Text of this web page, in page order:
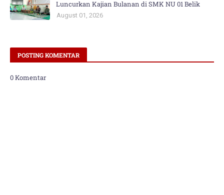
Luncurkan Kajian Bulanan di SMK NU 01 Belik
August 01, 2026
POSTING KOMENTAR
0 Komentar